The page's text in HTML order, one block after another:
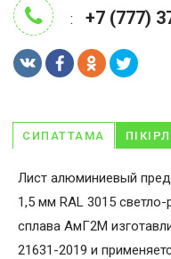
: +7 (777)
СИПАТТАМА
Лист алюминиевый
1,5 мм RAL 3015
сплава АмГ2М
21631-2019 и